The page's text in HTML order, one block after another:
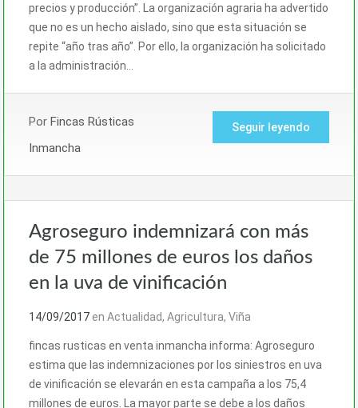
precios y producción”. La organización agraria ha advertido
que no es un hecho aislado, sino que esta situación se
repite “año tras año”. Por ello, la organización ha solicitado
a la administración…
Por Fincas Rústicas
Inmancha
Seguir leyendo
Agroseguro indemnizará con más
de 75 millones de euros los daños
en la uva de vinificación
14/09/2017 en Actualidad, Agricultura, Viña
fincas rusticas en venta inmancha informa: Agroseguro
estima que las indemnizaciones por los siniestros en uva
de vinificación se elevarán en esta campaña a los 75,4
millones de euros. La mayor parte se debe a los daños